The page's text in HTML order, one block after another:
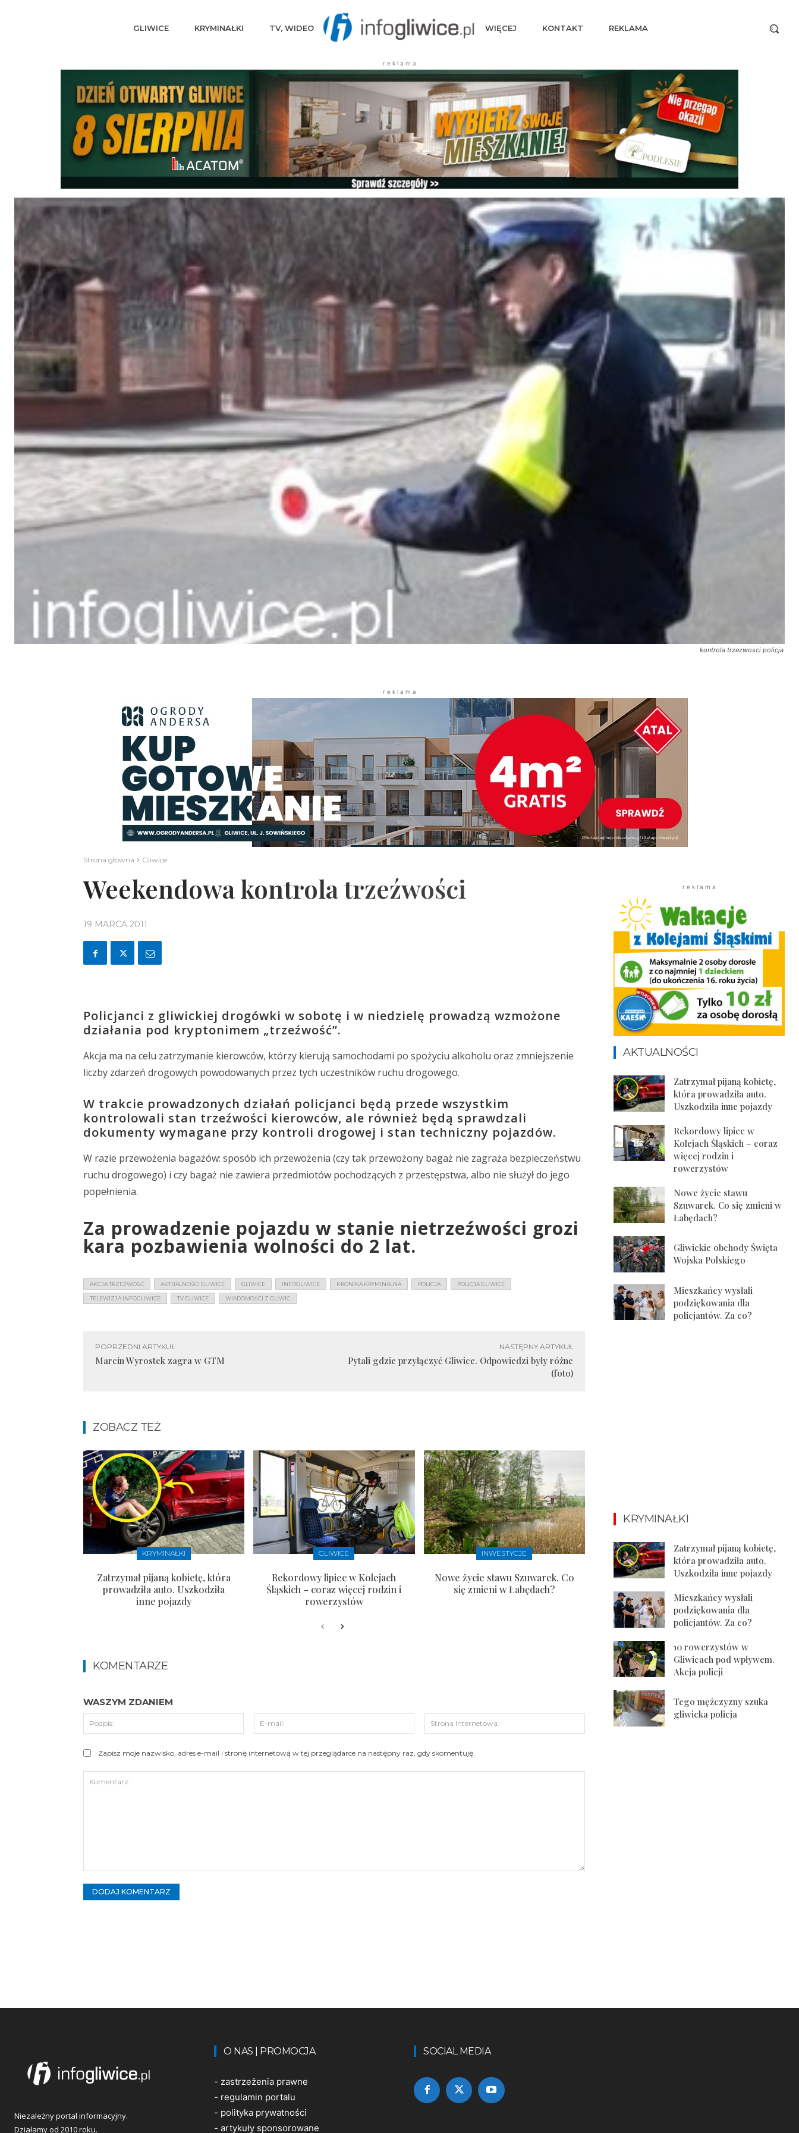
GLIWICE KRYMINAŁKI TV, WIDEO WIĘCEJ KONTAKT REKLAMA
r e k l a m a
kontrola trzezwosci policja
r e k l a m a
Strona główna Gliwice
Weekendowa kontrola trzeźwości
19 MARCA 2011
Policjanci z gliwickiej drogówki w sobotę i w niedzielę prowadzą wzmożone
działania pod kryptonimem „trzeźwość”.
Akcja ma na celu zatrzymanie kierowców, którzy kierują samochodami po spożyciu alkoholu oraz zmniejszenie
liczby zdarzeń drogowych powodowanych przez tych uczestników ruchu drogowego.
W trakcie prowadzonych działań policjanci będą przede wszystkim
kontrolowali stan trzeźwości kierowców, ale również będą sprawdzali
dokumenty wymagane przy kontroli drogowej i stan techniczny pojazdów.
W razie przewożenia bagażów: sposób ich przewożenia (czy tak przewożony bagaż nie zagraża bezpieczeństwu
ruchu drogowego) i czy bagaż nie zawiera przedmiotów pochodzących z przestępstwa, albo nie służył do jego
popełnienia.
Za prowadzenie pojazdu w stanie nietrzeźwości grozi
kara pozbawienia wolności do 2 lat.
AKCJA TRZEŹWOŚĆ AKTUALNOŚCI GLIWICE GLIWICE INFOGLIWICE KRONIKA KRYMINALNA POLICJA POLICJA GLIWICE
TELEWIZJA INFOGLIWICE TV GLIWICE WIADOMOŚCI Z GLIWIC
POPRZEDNI ARTYKUŁ
Marcin Wyrostek zagra w GTM
NASTĘPNY ARTYKUŁ
Pytali gdzie przyłączyć Gliwice. Odpowiedzi były różne
(foto)
ZOBACZ TEŻ
KRYMINAŁKI
Zatrzymał pijaną kobietę, która
prowadziła auto. Uszkodziła
inne pojazdy
GLIWICE
Rekordowy lipiec w Kolejach
Śląskich – coraz więcej rodzin i
rowerzystów
INWESTYCJE
Nowe życie stawu Szuwarek. Co
się zmieni w Łabędach?
KOMENTARZE
WASZYM ZDANIEM
Podpis:
mail:
Internetowa:
Zapisz moje nazwisko, adres e-mail i stronę internetową w tej przeglądarce na następny raz, gdy skomentuję.
r e k l a m a
AKTUALNOŚCI
Zatrzymał pijaną kobietę,
która prowadziła auto.
Uszkodziła inne pojazdy
Rekordowy lipiec w
Kolejach Śląskich – coraz
więcej rodzin i
rowerzystów
Nowe życie stawu
Szuwarek. Co się zmieni w
Łabędach?
Gliwickie obchody Święta
Wojska Polskiego
Mieszkańcy wysłali
podziękowania dla
policjantów. Za co?
KRYMINAŁKI
Zatrzymał pijaną kobietę,
która prowadziła auto.
Uszkodziła inne pojazdy
Mieszkańcy wysłali
podziękowania dla
policjantów. Za co?
10 rowerzystów w
Gliwicach pod wpływem.
Akcja policji
Tego mężczyzny szuka
gliwicka policja
Niezależny portal informacyjny.
Działamy od 2010 roku.
O NAS | PROMOCJA
- zastrzeżenia prawne
- regulamin portalu
- polityka prywatności
- artykuły sponsorowane
SOCIAL MEDIA